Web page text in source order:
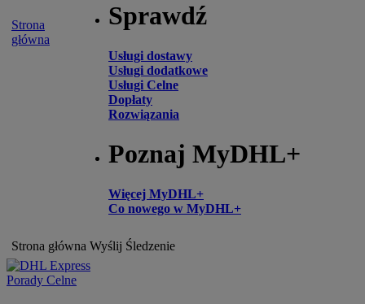
Strona
główna
Sprawdź
Usługi dostawy
Usługi dodatkowe
Usługi Celne
Dopłaty
Rozwiązania
Poznaj MyDHL+
Więcej MyDHL+
Co nowego w MyDHL+
Strona główna Wyślij Śledzenie
Porady Celne